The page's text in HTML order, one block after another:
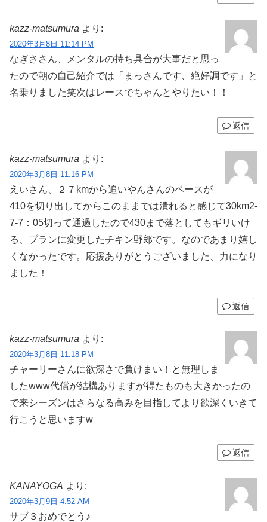
kazz-matsumura より:
2020年3月8日 11:14 PM
なぎささん、メンタルの持ち具合が大事だと思っ
たので朝の自己紹介では「まっさんです、絶好調です」と
名乗りました笑次はレースでちゃんとやりたい！！
返信
kazz-matsumura より:
2020年3月8日 11:16 PM
えいさん、２７kmから追いやんさんのペースが
410を切り出してからこのままでは潰れると感じて30km2-
7-7：05切って通過したので430まで落としてもギリいけ
る、プランに変更したチキン野郎です。なのであまり嬉し
くなかったです。応援ありがとうございました、力になり
ました！
返信
kazz-matsumura より:
2020年3月8日 11:18 PM
チャーリーさんに欲深さで負けまい！と無理しま
したwww代償が結構ありますが得たものも大きかったの
で来シーズンはさらなる高みを目指してより欲深くいきて
行こうと思いますw
返信
KANAYOGA より:
2020年3月9日 4:52 AM
サブ３おめでとう♪